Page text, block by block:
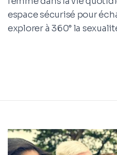
espace sécurisé pour
explorer à 360° la